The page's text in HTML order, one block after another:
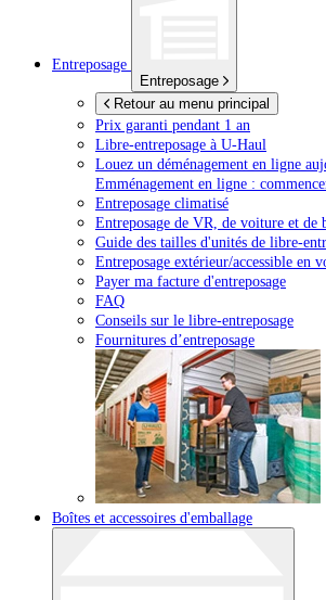
Entreposage
Entreposage
Retour au menu principal
Prix garanti pendant 1 an
Libre-entreposage à U-Haul
Louez un déménagement en ligne
Emménagement en ligne :
Entreposage climatisé
Entreposage de VR, de voiture et de
Guide des tailles d'unités de libre-
Entreposage extérieur/accessible en
Payer ma facture d'entreposage
FAQ
Conseils sur le libre-entreposage
Fournitures d’entreposage
Boîtes et accessoires d'emballage